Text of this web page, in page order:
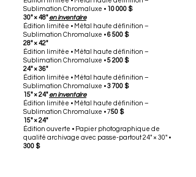
Sublimation Chromaluxe • 10 000 $
30" × 48"en inventaire
Édition limitée • Métal haute définition –
Sublimation Chromaluxe •6 500 $
28" × 42"
Édition limitée • Métal haute définition –
Sublimation Chromaluxe •5 200 $
24" × 36"
Édition limitée • Métal haute définition –
Sublimation Chromaluxe •3 700 $
15" × 24"en inventaire
Édition limitée • Métal haute définition –
Sublimation Chromaluxe • 750 $
15" × 24"
Édition ouverte • Papier photographique de
qualité archivage avec passe-partout 24" × 30" •
300 $